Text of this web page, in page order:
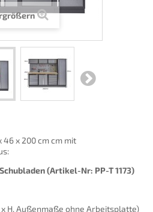
46 x 200 cm cm mit
(Artikel-Nr: PP-T 1173)
x H, Außenmaße ohne Arbeitsplatte)